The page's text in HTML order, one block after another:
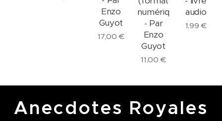
Enzo
Guyot
17,00 €
numérique)
- Par
Enzo
Guyot
11,00 €
audio
1,99 €
Anecdotes Royales